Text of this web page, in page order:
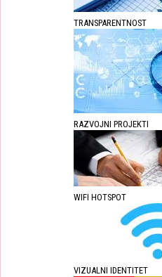
TRANSPARENTNOST
RAZVOJNI PROJEKTI
WIFI HOTSPOT
VIZUALNI IDENTITET